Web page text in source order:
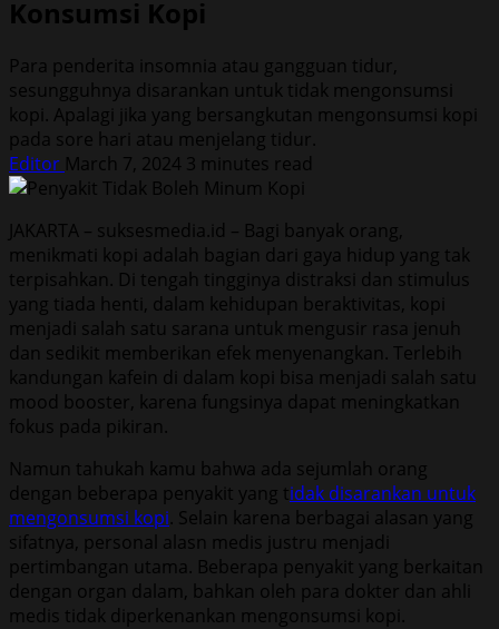
Konsumsi Kopi
Para penderita insomnia atau gangguan tidur,
sesungguhnya disarankan untuk tidak mengonsumsi
kopi. Apalagi jika yang bersangkutan mengonsumsi kopi
pada sore hari atau menjelang tidur.
Editor March 7, 2024 3 minutes read
JAKARTA – suksesmedia.id – Bagi banyak orang,
menikmati kopi adalah bagian dari gaya hidup yang tak
terpisahkan. Di tengah tingginya distraksi dan stimulus
yang tiada henti, dalam kehidupan beraktivitas, kopi
menjadi salah satu sarana untuk mengusir rasa jenuh
dan sedikit memberikan efek menyenangkan. Terlebih
kandungan kafein di dalam kopi bisa menjadi salah satu
mood booster, karena fungsinya dapat meningkatkan
fokus pada pikiran.
Namun tahukah kamu bahwa ada sejumlah orang
dengan beberapa penyakit yang tidak disarankan untuk
mengonsumsi kopi. Selain karena berbagai alasan yang
sifatnya, personal alasn medis justru menjadi
pertimbangan utama. Beberapa penyakit yang berkaitan
dengan organ dalam, bahkan oleh para dokter dan ahli
medis tidak diperkenankan mengonsumsi kopi.